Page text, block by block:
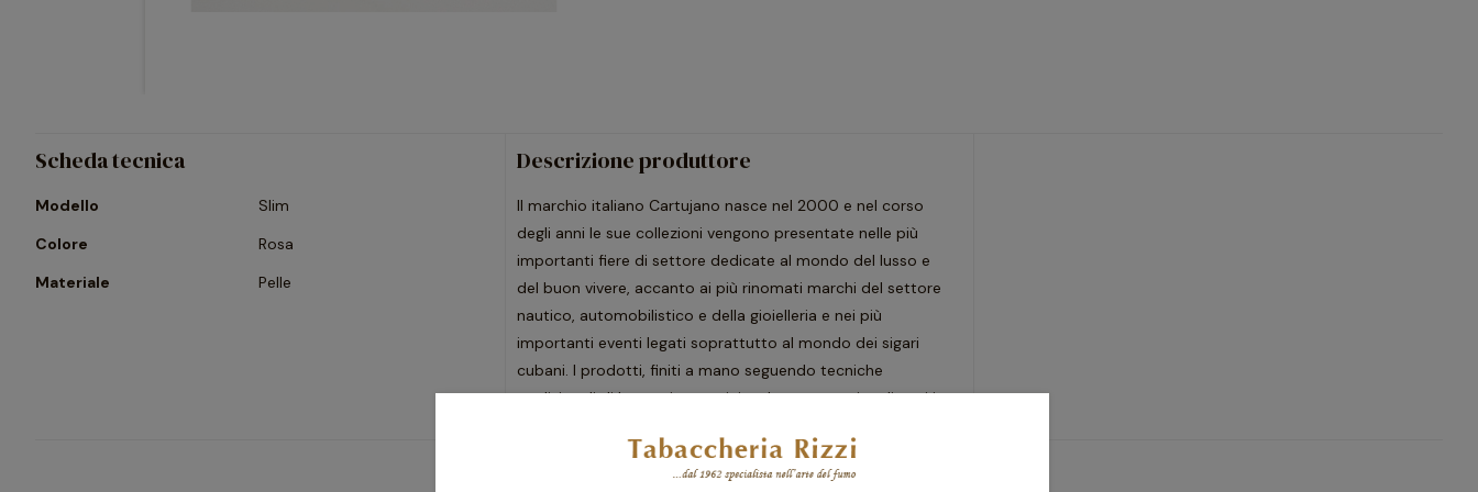
Scheda tecnica
Modello
Slim
Colore
Rosa
Materiale
Pelle
Descrizione produttore
Il marchio italiano Cartujano nasce nel 2000 e nel corso
degli anni le sue collezioni vengono presentate nelle più
importanti fiere di settore dedicate al mondo del lusso e
del buon vivere, accanto ai più rinomati marchi del settore
nautico, automobilistico e della gioielleria e nei più
importanti eventi legati soprattutto al mondo dei sigari
cubani. I prodotti, finiti a mano seguendo tecniche
tradizionali di lavorazione artigianale, sono tutti realizzati in